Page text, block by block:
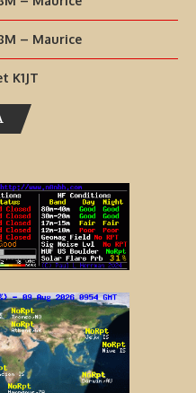
– Maurice
K1JT